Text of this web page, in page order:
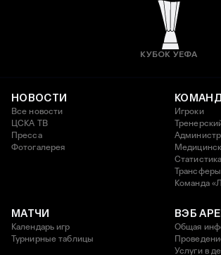
КУБОК УЕФА
НОВОСТИ
Все новости
ЦСКА ТВ
Пресса
Фотогалерея
Игроки
Статистика
Трансферы
Команда
МАТЧИ
Календарь игр
Турнирные таблицы
ВЭБ
Общая
Услуги в